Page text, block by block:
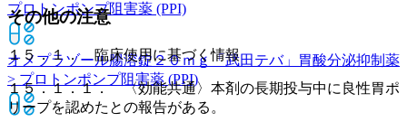
プロトンポンプ阻害薬 (PPI)
オメプラゾール腸溶錠２０ｍｇ「武田テバ」
胃酸分泌抑制薬
> プロトンポンプ阻害薬 (PPI)
その他の注意
１５．１． 臨床使用に基づく情報
１５．１．１． 〈効能共通〉本剤の長期投与中に良性胃ポ
リープを認めたとの報告がある。